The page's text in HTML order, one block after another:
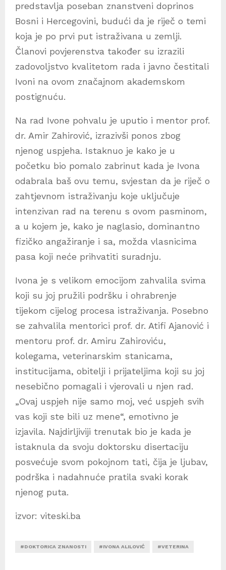
predstavlja poseban znanstveni doprinos
Bosni i Hercegovini, budući da je riječ o temi
koja je po prvi put istraživana u zemlji.
Članovi povjerenstva također su izrazili
zadovoljstvo kvalitetom rada i javno čestitali
Ivoni na ovom značajnom akademskom
postignuću.
Na rad Ivone pohvalu je uputio i mentor prof.
dr. Amir Zahirović, izrazivši ponos zbog
njenog uspjeha. Istaknuo je kako je u
početku bio pomalo zabrinut kada je Ivona
odabrala baš ovu temu, svjestan da je riječ o
zahtjevnom istraživanju koje uključuje
intenzivan rad na terenu s ovom pasminom,
a u kojem je, kako je naglasio, dominantno
fizičko angažiranje i sa, možda vlasnicima
pasa koji neće prihvatiti suradnju.
Ivona je s velikom emocijom zahvalila svima
koji su joj pružili podršku i ohrabrenje
tijekom cijelog procesa istraživanja. Posebno
se zahvalila mentorici prof. dr. Atifi Ajanović i
mentoru prof. dr. Amiru Zahiroviću,
kolegama, veterinarskim stanicama,
institucijama, obitelji i prijateljima koji su joj
nesebično pomagali i vjerovali u njen rad.
„Ovaj uspjeh nije samo moj, već uspjeh svih
vas koji ste bili uz mene“, emotivno je
izjavila. Najdirljiviji trenutak bio je kada je
istaknula da svoju doktorsku disertaciju
posvećuje svom pokojnom tati, čija je ljubav,
podrška i nadahnuće pratila svaki korak
njenog puta.
izvor: viteski.ba
#DOKTORICA ZNANOSTI #IVONA ALILOVIĆ #VETERINA